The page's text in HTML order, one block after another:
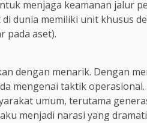
menjaga keamanan jalur
dunia memiliki unit khusus
pada aset).
dengan menarik. Dengan
mengenai taktik operasional.
umum, terutama
menjadi narasi yang